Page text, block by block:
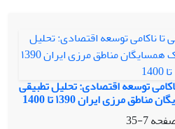
توسعه اقتصادی: تحلیل تطبیقی
مرزی ایران ۱390 تا 1400
7-35